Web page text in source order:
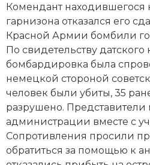
Комендант находившегося
гарнизона отказался его
Красной Армии бомбили
По свидетельству
бомбардировка была
немецкой стороной
человек были убиты, 35
разрушено. Представители
администрации вместе с
Сопротивления просили
обратиться за помощью к